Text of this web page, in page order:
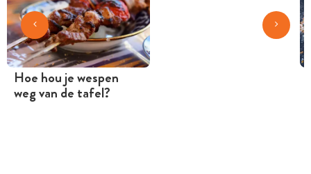
Hoe hou je wespen
weg van de tafel?